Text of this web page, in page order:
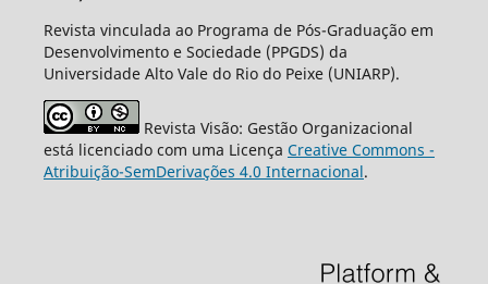
Revista vinculada ao Programa de Pós-Graduação em
Desenvolvimento e Sociedade (PPGDS) da
Universidade Alto Vale do Rio do Peixe (UNIARP).
Revista Visão: Gestão Organizacional
está licenciado com uma Licença Creative Commons -
Atribuição-SemDerivações 4.0 Internacional.